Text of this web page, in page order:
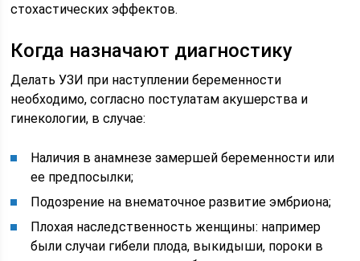
стохастических эффектов.
Когда назначают диагностику
Делать УЗИ при наступлении беременности
необходимо, согласно постулатам акушерства и
гинекологии, в случае:
Наличия в анамнезе замершей беременности или
ее предпосылки;
Подозрение на внематочное развитие эмбриона;
Плохая наследственность женщины: например
были случаи гибели плода, выкидыши, пороки в